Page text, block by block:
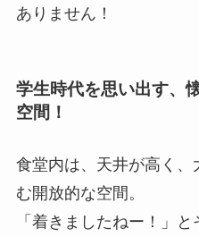
ありません！
学生時代を思い出す、
空間！
食堂内は、天井が高く
む開放的な空間。
「着きましたねー！」